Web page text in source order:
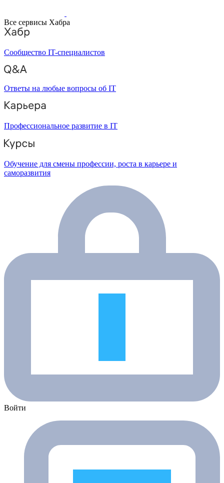
Все сервисы Хабра
Сообщество IT-специалистов
Ответы на любые вопросы об IT
Профессиональное развитие в IT
Обучение для смены профессии, роста в карьере и
саморазвития
Войти